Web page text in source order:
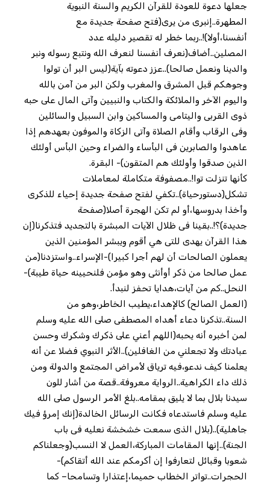
جعلها دعوة للعودة للقرآن الكريم والسنة النبوية
المطهرة..إنبرى من يرى(فتح صفحة جديدة مع
أنفسنا،أولا)!..ربما خطر له تقصير دليله عدد
المصلين..أضاف(نعرف أنفسنا لنعرف الله ونتبع رسوله ونبر
والدينا ونعمل صالحا)..عزز دعوته بآية(ليس البر أن تولوا
وجوهكم قبل المشرق والمغرب ولكن البر من آمن بالله
واليوم الآخر والملائكة والكتاب والنبيين وآتى المال على حبه
ذوى القربى واليتامى والمساكين وابن السبيل والسائلين
وفى الرقاب وأقام الصلاة وآتى الزكاة والموفون بعهدهم إذا
عاهدوا والصابرين فى البأساء والضراء وحين البأس أولئك
الذين صدقوا وأولئك هم المتقون)- البقرة.
كأنها تنزلت توا!..مصفوفة متكاملة لمعاملات
تشكل(دستورحياة)..تكفي لفتح صفحة جديدة إحياء للذكرى
وأخذا بدروسها،أو لم تكن الهجرة أصلا(صفحة
جديدة)؟!..بقينا فى ظلال الآيات المبشرة بالتجديد فتذكرنا(إن
هذا القرآن يهدى للتى هي أقوم ويبشر المؤمنين الذين
يعملون الصالحات أن لهم أجرا كبيرا)-الإسراء..واستزدنا(من
عمل صالحا من ذكر أوأنثى وهو مؤمن فلنحيينه حياة طيبة)-
النحل..كم من آيات،هدايا تحفز لنبدأ.
(العمل الصالح) كالإهداء،يطيب الخاطر،وهو من
السنة..تذكرنا دعاء أهداه المصطفى صلى الله عليه وسلم
لمن أخبره أنه يحبه(اللهم أعني على ذكرك وشكرك وحسن
عبادتك ولا تجعلني من الغافلين)..الأثر النبوي فضلا عن أنه
يعلمنا كيف ندعو،فيه ترياق لأمراض المجتمع والدولة ومن
ذلك داء الكراهية..الرواية معروفة..قصة من أشار للون
سيدنا بلال بما لا يليق بمقامه..بلغ الأمر الرسول صلى الله
عليه وسلم فاستدعاه فكانت الرسائل الخالدة(إنك إمرؤ فيك
جاهلية)..(بلال الذى سمعت خشخشة نعليه فى باب
الجنة)..إنها المقامات المباركة،العمل لا النسب(وجعلناكم
شعوبا وقبائل لتعارفوا إن أكرمكم عند الله أتقاكم)-
الحجرات..تواتر الخطاب حميما،إعتذارا وتسامحا– كما